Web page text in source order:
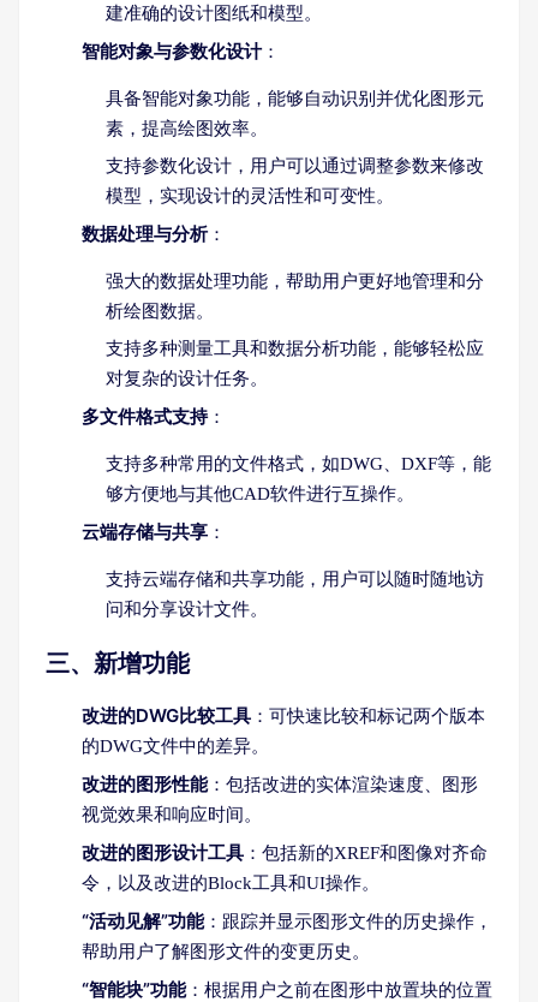
建准确的设计图纸和模型。
智能对象与参数化设计：
具备智能对象功能，能够自动识别并优化图形元
素，提高绘图效率。
支持参数化设计，用户可以通过调整参数来修改
模型，实现设计的灵活性和可变性。
数据处理与分析：
强大的数据处理功能，帮助用户更好地管理和分
析绘图数据。
支持多种测量工具和数据分析功能，能够轻松应
对复杂的设计任务。
多文件格式支持：
支持多种常用的文件格式，如DWG、DXF等，能
够方便地与其他CAD软件进行互操作。
云端存储与共享 ：
支持云端存储和共享功能，用户可以随时随地访
问和分享设计文件。
三、新增功能
改进的DWG比较工具 ：可快速比较和标记两个版本
的DWG文件中的差异。
改进的图形性能：包括改进的实体渲染速度、图形
视觉效果和响应时间。
改进的图形设计工具 ：包括新的XREF和图像对齐命
令，以及改进的Block工具和UI操作。
“活动见解”功能：跟踪并显示图形文件的历史操作，
帮助用户了解图形文件的变更历史。
“智能块”功能：根据用户之前在图形中放置块的位置